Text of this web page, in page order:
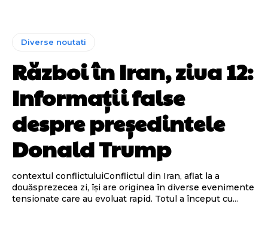
Diverse noutati
Război în Iran, ziua 12:
Informații false
despre președintele
Donald Trump
contextul conflictuluiConflictul din Iran, aflat la a
douăsprezecea zi, își are originea în diverse evenimente
tensionate care au evoluat rapid. Totul a început cu...